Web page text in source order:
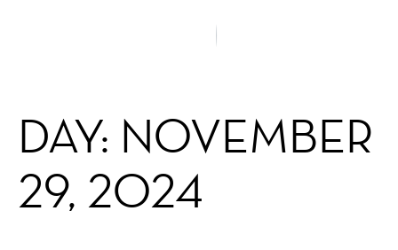
DAY: NOVEMBER
29, 2024